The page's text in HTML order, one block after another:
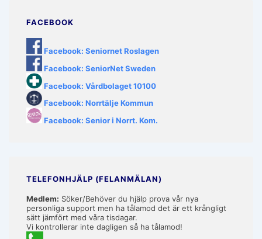
FACEBOOK
Facebook: Seniornet Roslagen
Facebook: SeniorNet Sweden
Facebook: Vårdbolaget 10100
Facebook: Norrtälje Kommun
Facebook: Senior i Norrt. Kom.
TELEFONHJÄLP (FELANMÄLAN)
Medlem: Söker/Behöver du hjälp prova vår nya
personliga support men ha tålamod det är ett krångligt
sätt jämfört med våra tisdagar.
Vi kontrollerar inte dagligen så ha tålamod!